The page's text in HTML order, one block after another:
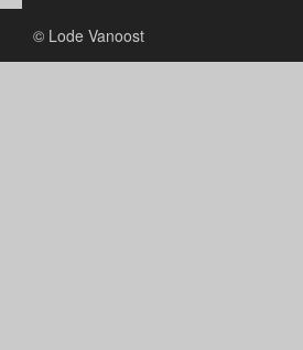
© Lode Vanoost